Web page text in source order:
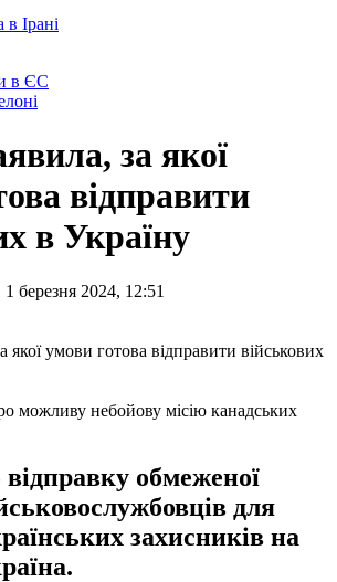
в Ірані
в ЄС
за якої
відправити
в Україну
березня 2024, 12:51
можливу небойову місію канадських
обмеженої
для
захисників на